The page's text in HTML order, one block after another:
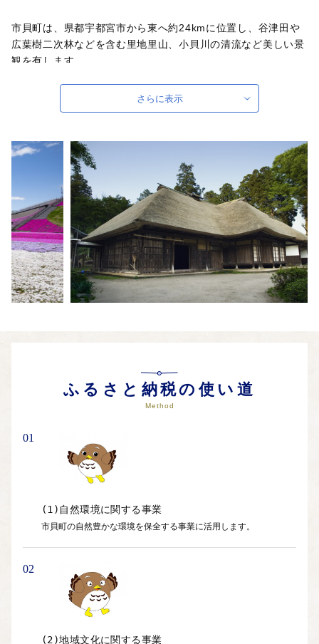
市貝町は、県都宇都宮市から東へ約24kmに位置し、谷津田や
広葉樹二次林などを含む里地里山、小貝川の清流など美しい景
観を有します。
を誇る町最大の観光地となっています。4月中旬から5月上旬に
かけて芝ざくらの花が満開を迎え、一面に花の絨毯が広がり、
の開花時期に合わせて「芝ざくらまつり」を開催し、会場は手
打ちそば処や新鮮野菜直売所などで賑わい、期間中は約20万人
の来園客が訪れます。
また、市貝町は美しい自然に恵まれていることから、多様な
動植物の生息・生育の場となっています。特に、絶滅危惧種の
猛禽類「サシバ」は、美しい里地里山の象徴であり、町の振興
に一役買っています。サシバは、タカの仲間の渡り鳥で、早春
に市貝町へ渡来し、営巣・産卵・子育てをし、秋頃に東南アジ
アに渡り越冬します。前述した芝ざくら公園付近でも、サシバ
が営巣や子育てする姿を目にすることも多く、ここ市貝町はサ
シバの生息密度が日本一と言われています。
さらに表示
ふるさと納税の使い道
Method
01
(1)自然環境に関する事業
市貝町の自然豊かな環境を保全する事業に活用します。
02
(2)地域文化に関する事業